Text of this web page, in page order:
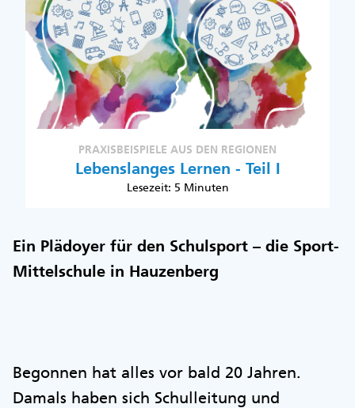
PRAXISBEISPIELE AUS DEN REGIONEN
Lebenslanges Lernen - Teil I
Lesezeit: 5 Minuten
Ein Plädoyer für den Schulsport – die Sport-
Mittelschule in Hauzenberg
Begonnen hat alles vor bald 20 Jahren.
Damals haben sich Schulleitung und